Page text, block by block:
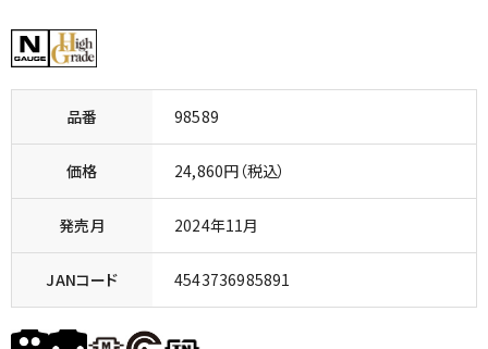
品番 98589
価格 24,860円（税込）
発売月 2024年11月
JANコード 4543736985891